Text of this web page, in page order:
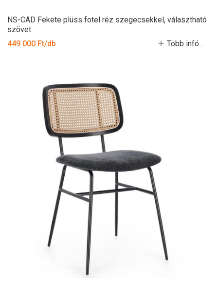
NS-CAD Fekete plüss fotel réz szegecsekkel, választható
szövet
449 000 Ft/db
Több infó...